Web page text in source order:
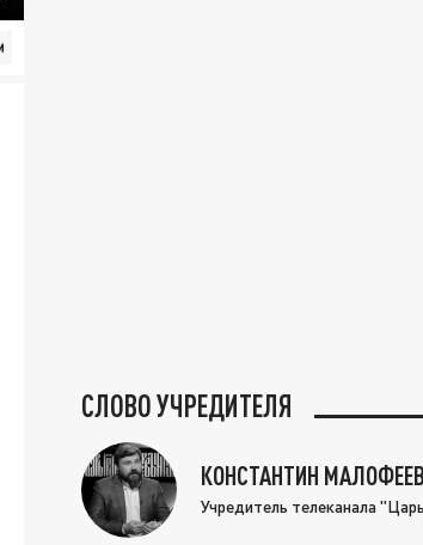
СЛОВО УЧРЕДИТЕЛЯ
КОНСТАНТИН МАЛОФЕЕВ
Учредитель телеканала